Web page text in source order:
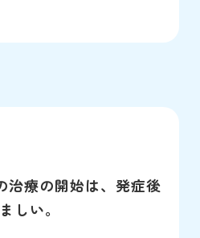
治療の開始は、発症後
しい。